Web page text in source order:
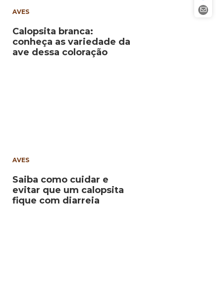
AVES
Calopsita branca:
conheça as variedade da
ave dessa coloração
AVES
Saiba como cuidar e
evitar que um calopsita
fique com diarreia